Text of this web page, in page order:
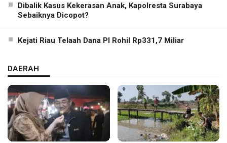
Dibalik Kasus Kekerasan Anak, Kapolresta Surabaya
Sebaiknya Dicopot?
Kejati Riau Telaah Dana PI Rohil Rp331,7 Miliar
DAERAH